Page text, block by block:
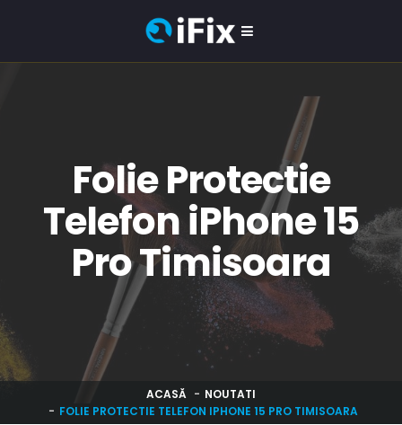
Folie Protectie
Telefon iPhone 15
Pro Timisoara
ACASĂ
NOUTATI
FOLIE PROTECTIE TELEFON IPHONE 15 PRO TIMISOARA